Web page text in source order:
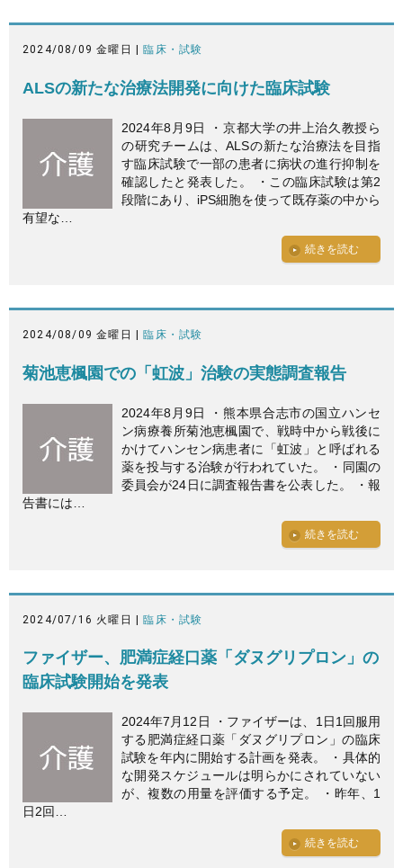
2024/08/09 金曜日 | 臨床・試験
ALSの新たな治療法開発に向けた臨床試験
2024年8月9日 ・京都大学の井上治久教授ら
の研究チームは、ALSの新たな治療法を目指
す臨床試験で一部の患者に病状の進行抑制を
確認したと発表した。 ・この臨床試験は第2
段階にあり、iPS細胞を使って既存薬の中から
有望な…
続きを読む
2024/08/09 金曜日 |臨床・試験
菊池恵楓園での「虹波」治験の実態調査報告
2024年8月9日 ・熊本県合志市の国立ハンセ
ン病療養所菊池恵楓園で、戦時中から戦後に
かけてハンセン病患者に「虹波」と呼ばれる
薬を投与する治験が行われていた。 ・同園の
委員会が24日に調査報告書を公表した。 ・報
告書には…
続きを読む
2024/07/16 火曜日 |臨床・試験
ファイザー、肥満症経口薬「ダヌグリプロン」の
臨床試験開始を発表
2024年7月12日 ・ファイザーは、1日1回服用
する肥満症経口薬「ダヌグリプロン」の臨床
試験を年内に開始する計画を発表。 ・具体的
な開発スケジュールは明らかにされていない
が、複数の用量を評価する予定。 ・昨年、1
日2回…
続きを読む